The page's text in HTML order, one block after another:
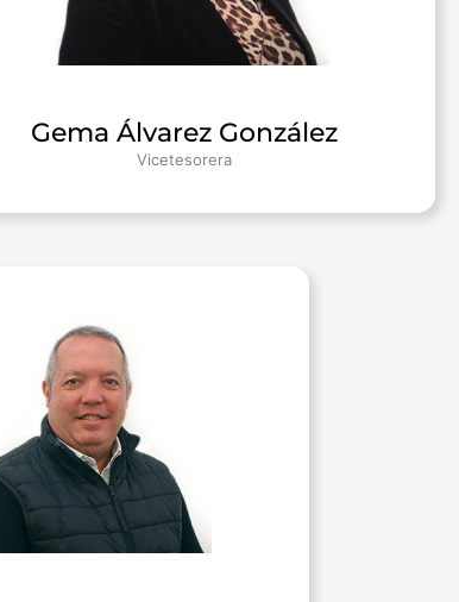
Gema Álvarez González
Vicetesorera